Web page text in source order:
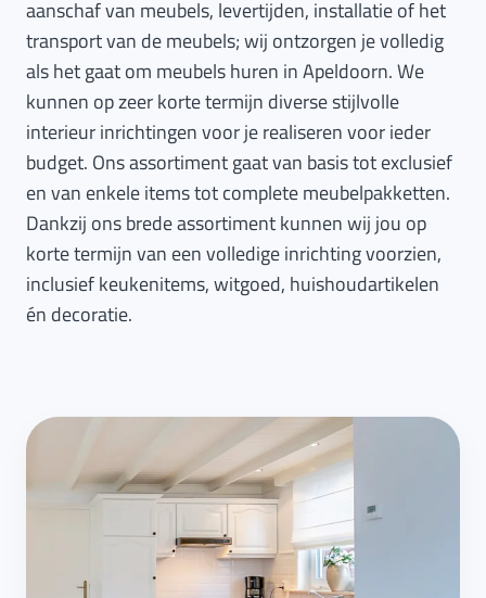
aanschaf van meubels, levertijden, installatie of het
transport van de meubels; wij ontzorgen je volledig
als het gaat om meubels huren in Apeldoorn. We
kunnen op zeer korte termijn diverse stijlvolle
interieur inrichtingen voor je realiseren voor ieder
budget. Ons assortiment gaat van basis tot exclusief
en van enkele items tot complete meubelpakketten.
Dankzij ons brede assortiment kunnen wij jou op
korte termijn van een volledige inrichting voorzien,
inclusief keukenitems, witgoed, huishoudartikelen
én decoratie.